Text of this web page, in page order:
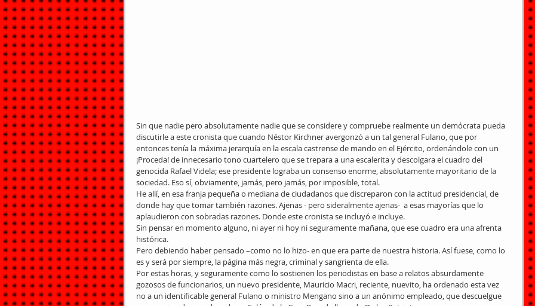
Sin que nadie pero absolutamente nadie que se considere y compruebe realmente un demócrata pueda
discutirle a este cronista que cuando Néstor Kirchner avergonzó a un tal general Fulano, que por
entonces tenía la máxima jerarquía en la escala castrense de mando en el Ejército, ordenándole con un
¡Proceda! de innecesario tono cuartelero que se trepara a una escalerita y descolgara el cuadro del
genocida Rafael Videla; ese presidente lograba un consenso enorme, absolutamente mayoritario de la
sociedad. Eso sí, obviamente, jamás, pero jamás, por imposible, total.
He allí, en esa franja pequeña o mediana de ciudadanos que discreparon con la actitud presidencial, de
donde hay que tomar también razones. Ajenas - pero sideralmente ajenas-  a esas mayorías que lo
aplaudieron con sobradas razones. Donde este cronista se incluyó e incluye.
Sin pensar en momento alguno, ni ayer ni hoy ni seguramente mañana, que ese cuadro era una afrenta
histórica.
Pero debiendo haber pensado –como no lo hizo- en que era parte de nuestra historia. Así fuese, como lo
es y será por siempre, la página más negra, criminal y sangrienta de ella.
Por estas horas, y seguramente como lo sostienen los periodistas en base a relatos absurdamente
gozosos de funcionarios, un nuevo presidente, Mauricio Macri, reciente, nuevito, ha ordenado esta vez
no a un identificable general Fulano o ministro Mengano sino a un anónimo empleado, que descuelgue